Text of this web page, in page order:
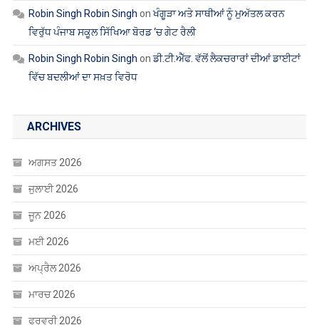
Robin Singh Robin Singh onਖੰਗੂੜਾ ਅਤੇ ਸਾਥੀਆਂ ਨੂੰ ਮੁਅੱਤਲ ਕਰਨ
ਵਿਰੁੱਧ ਪੰਜਾਬ ਸਕੂਲ ਸਿੱਖਿਆ ਬੋਰਡ ‘ਚ ਗੇਟ ਰੈਲੀ
Robin Singh Robin Singh onਡੀ.ਟੀ.ਐੱਫ. ਵੱਲੋਂ ਲੈਕਚਰਾਰਾਂ ਦੀਆਂ ਡਾਈਟਾਂ
ਵਿੱਚ ਬਦਲੀਆਂ ਦਾ ਸਖ਼ਤ ਵਿਰੋਧ
ARCHIVES
ਅਗਸਤ 2026
ਜੁਲਾਈ 2026
ਜੂਨ 2026
ਮਈ 2026
ਅਪ੍ਰੈਲ 2026
ਮਾਰਚ 2026
ਫਰਵਰੀ 2026